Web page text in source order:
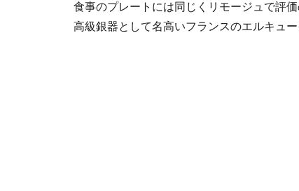
食事のプレートには同じくリモージュで評
高級銀器として名高いフランスのエルキュ